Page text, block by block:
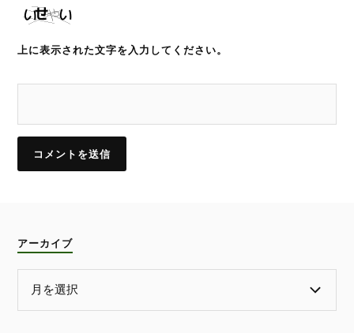
上に表示された文字を入力してください。
アーカイブ